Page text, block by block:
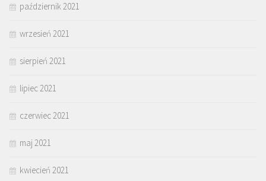
październik 2021
wrzesień 2021
sierpień 2021
lipiec 2021
czerwiec 2021
maj 2021
kwiecień 2021